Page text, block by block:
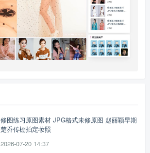
修图练习原图素材 JPG格式未修原图 赵丽颖早期
楚乔传棚拍定妆照
2026-07-20 14:37